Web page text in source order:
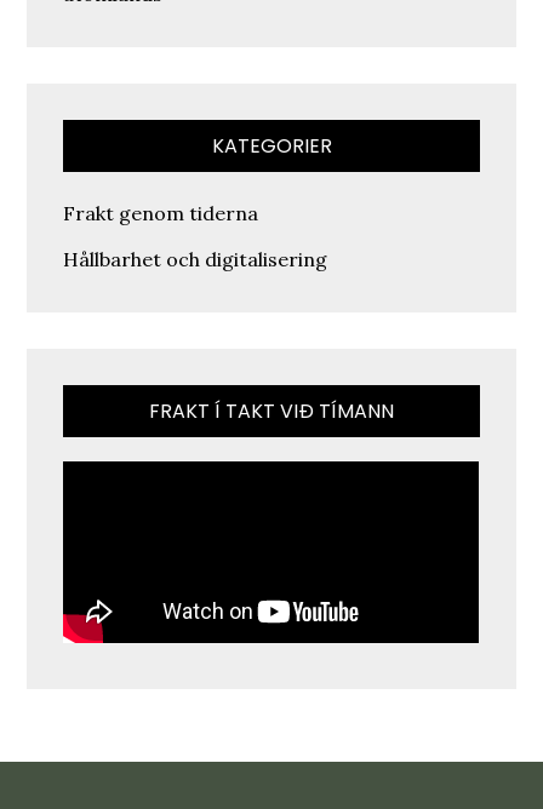
KATEGORIER
Frakt genom tiderna
Hållbarhet och digitalisering
FRAKT Í TAKT VIÐ TÍMANN